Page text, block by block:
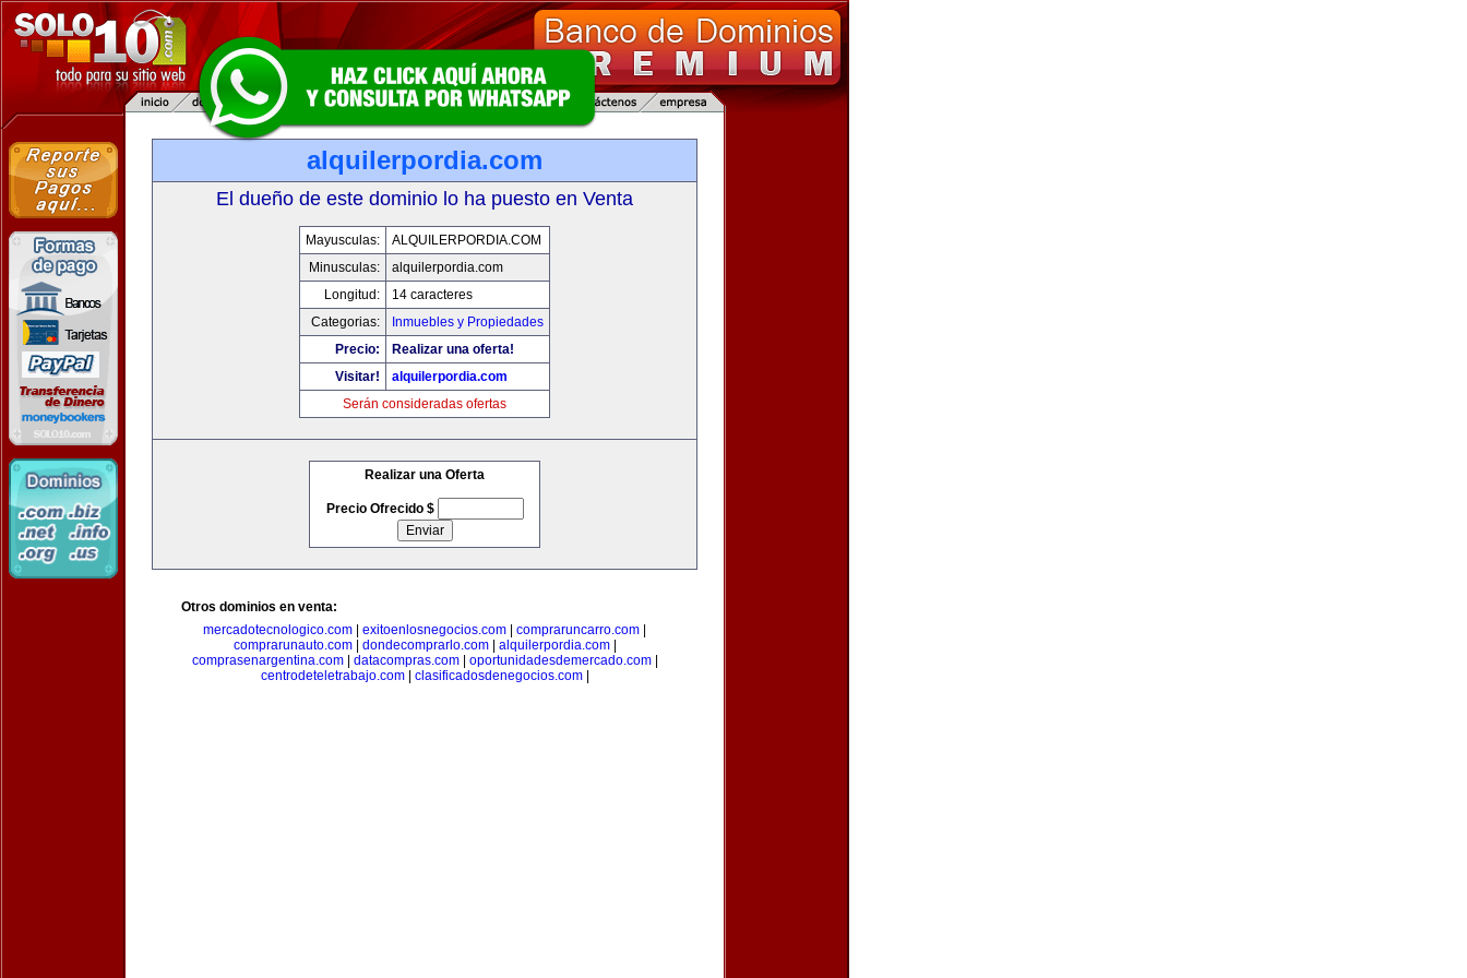
alquilerpordia.com
El dueño de este dominio lo ha puesto en Venta
Mayusculas:
ALQUILERPORDIA.COM
Minusculas:
alquilerpordia.com
Longitud:
14 caracteres
Categorias:
Inmuebles y Propiedades
Precio:
Realizar una oferta!
Visitar!
alquilerpordia.com
Serán consideradas ofertas
Realizar una Oferta
Precio Ofrecido $
Otros dominios en venta:
mercadotecnologico.com
exitoenlosnegocios.com compraruncarro.com
comprarunauto.com| dondecomprarlo.com| alquilerpordia.com|
comprasenargentina.com| datacompras.com| oportunidadesdemercado.com|
centrodeteletrabajo.com| clasificadosdenegocios.com|